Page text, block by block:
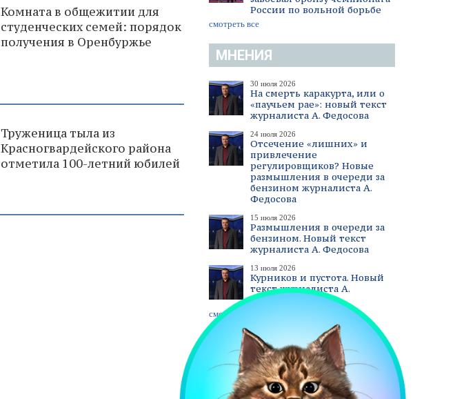
России по вольной борьбе
смотреть все
МНЕНИЯ
30 июля 2026
На смерть каракурта, или о
«паучьем рае»: новый текст
журналиста А. Федосова
24 июля 2026
Отсечение «лишних» и
привлечение
регулировщиков? Новые
размышления в очереди за
бензином журналиста А.
Федосова
15 июля 2026
Размышления в очереди за
бензином. Новый текст
журналиста А. Федосова
13 июля 2026
Курников и пустота. Новый
текст журналиста А.
Федосова
смотреть все
Комната в общежитии для
студенческих семей: порядок
получения в Оренбуржье
Труженица тыла из
Красногвардейского района
отметила 100-летний юбилей